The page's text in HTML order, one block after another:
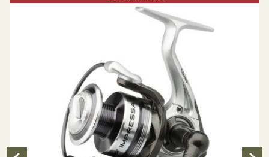
clip
Aluminum die cast handle with EVA knob
Double handle aluminum handle with EVA
Specifications
Size: 3000
Bearing Count: 3+1 BB
Gear Ratio: 5.2:1